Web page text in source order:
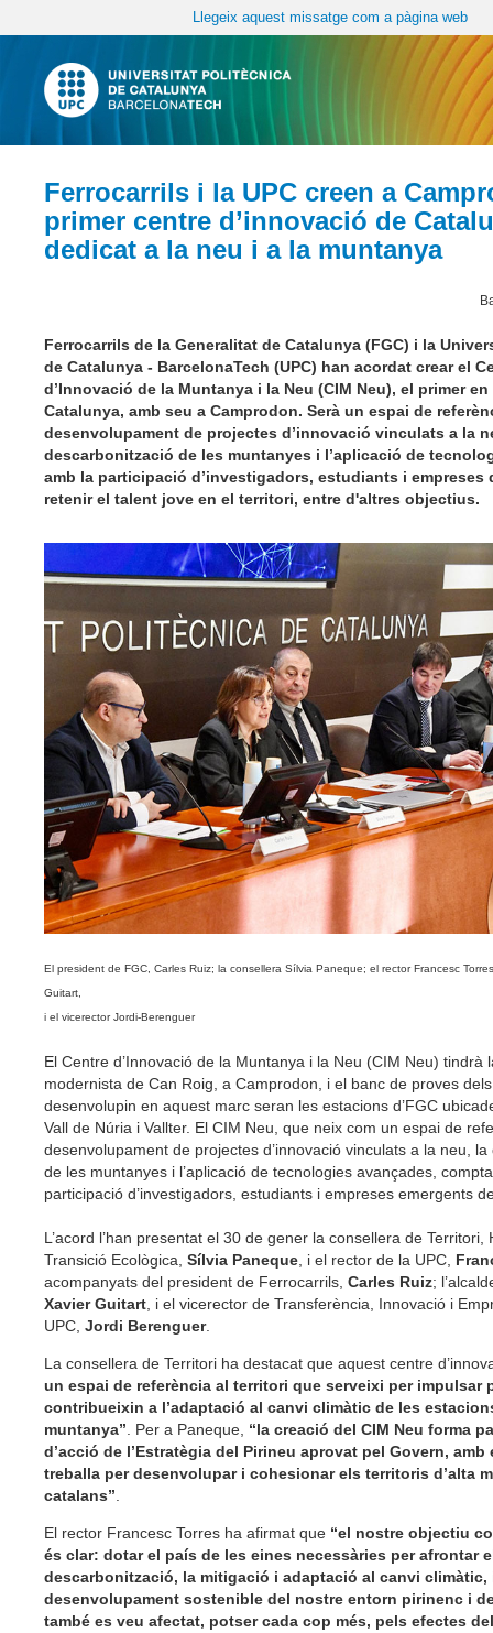
Llegeix aquest missatge com a pàgina web
Ferrocarrils i la UPC creen a
primer centre d’innovació de
dedicat a la neu i a la muntanya
Ferrocarrils de la Generalitat de Catalunya (FGC) i la
de Catalunya - BarcelonaTech (UPC) han acordat crear el
d’Innovació de la Muntanya i la Neu (CIM Neu), el primer
Catalunya, amb seu a Camprodon. Serà un espai de
desenvolupament de projectes d’innovació vinculats a la
descarbonització de les muntanyes i l’aplicació de
amb la participació d’investigadors, estudiants i empreses
retenir el talent jove en el territori, entre d'altres objectius.
El president de FGC, Carles Ruiz; la consellera Sílvia Paneque; el rector Francesc
Guitart,
i el vicerector Jordi-Berenguer
El Centre d’Innovació de la Muntanya i la Neu (CIM Neu) tindrà
modernista de Can Roig, a Camprodon, i el banc de proves
desenvolupin en aquest marc seran les estacions d’FGC
Vall de Núria i Vallter. El CIM Neu, que neix com un espai de
desenvolupament de projectes d’innovació vinculats a la neu,
de les muntanyes i l’aplicació de tecnologies avançades,
participació d’investigadors, estudiants i empreses emergents
L’acord l’han presentat el 30 de gener la consellera de Territori,
Transició Ecològica, Sílvia Paneque, i el rector de la UPC,
acompanyats del president de Ferrocarrils, Carles Ruiz;
Xavier Guitart, i el vicerector de Transferència, Innovació i
UPC, Jordi Berenguer.
La consellera de Territori ha destacat que aquest centre
un espai de referència al territori que serveixi per impulsar
contribueixin a l’adaptació al canvi climàtic de les
muntanya”. Per a Paneque, “la creació del CIM Neu forma
d’acció de l’Estratègia del Pirineu aprovat pel Govern, amb
treballa per desenvolupar i cohesionar els territoris d’alta
catalans”.
El rector Francesc Torres ha afirmat que “el nostre objectiu
és clar: dotar el país de les eines necessàries per afrontar
descarbonització, la mitigació i adaptació al canvi climàtic,
desenvolupament sostenible del nostre entorn pirinenc i
també es veu afectat, potser cada cop més, pels efectes